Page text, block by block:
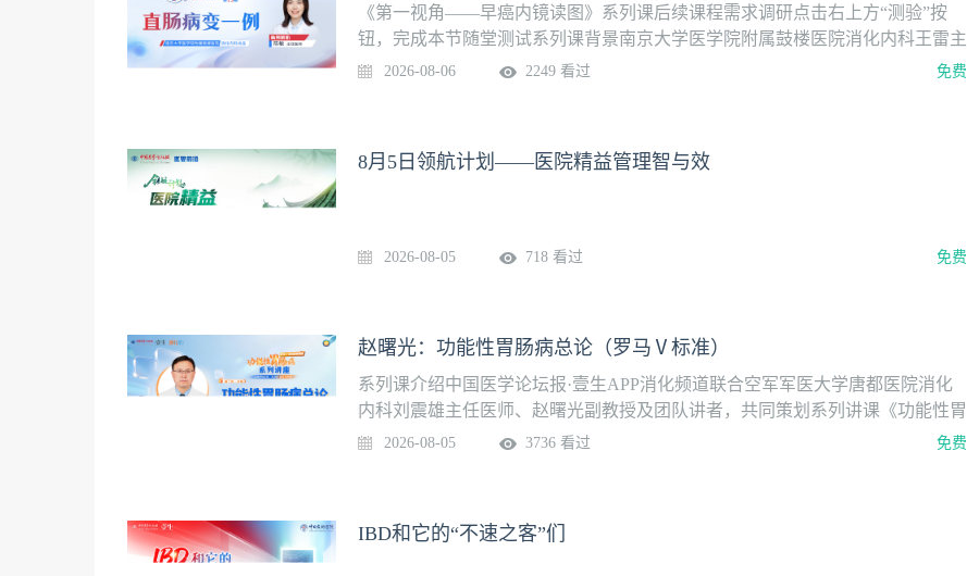
《第一视角——早癌内镜读图》系列课后续课程需求调研点击右上方“测验”按
钮，完成本节随堂测试系列课背景南京大学医学院附属鼓楼医院消化内科王雷主
任医师指导、早癌亚专科策划的轻量系列课《第一视角 | 早癌内镜读图》，带你
院消化内科本系列课程由南京鼓楼医院消化内科内镜团队精心制作，团队年均完
2026-08-06 2249 看过 免费
8月5日领航计划——医院精益管理智与效
2026-08-05 718 看过 免费
赵曙光：功能性胃肠病总论（罗马Ⅴ标准）
系列课介绍中国医学论坛报·壹生APP消化频道联合空军军医大学唐都医院消化
内科刘震雄主任医师、赵曙光副教授及团队讲者，共同策划系列讲课《功能性胃
肠病系列讲座 | 罗马 V 更新版》，以脑肠轴为视角，重新解析胃肠动力相关发病
马 Ⅴ 标准）授课专家赵曙光 副教授空军军医大学唐都医院消化内科内容概览
2026-08-05 3736 看过 免费
IBD和它的“不速之客”们